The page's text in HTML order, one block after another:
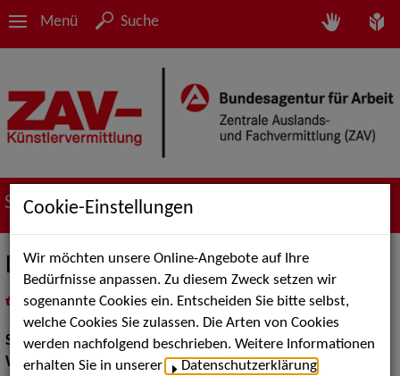
Menü Suche
Suche nach Künstler*innen
Duo Desolato
als PDF speichern
inMeine Merklistelegen
Show:Walk Acts Animation, Artistik
Walk Acts Animation:Walk Acts
Cookie-Einstellungen
Wir möchten unsere Online-Angebote auf Ihre
Bedürfnisse anpassen. Zu diesem Zweck setzen wir
sogenannte Cookies ein. Entscheiden Sie bitte selbst,
welche Cookies Sie zulassen. Die Arten von Cookies
werden nachfolgend beschrieben. Weitere Informationen
erhalten Sie in unserer
Datenschutzerklärung